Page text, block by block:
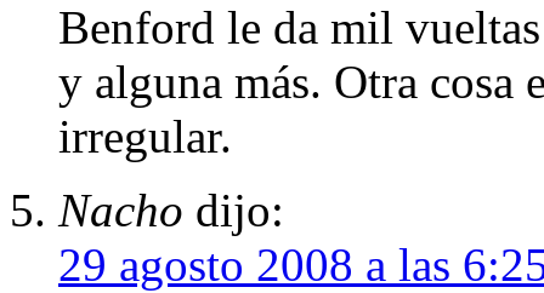
Benford le da mil
y alguna más. Otra cosa
irregular.
Nacho dijo:
29 agosto 2008 a las